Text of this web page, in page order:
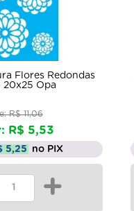
Flores Redondas
20x25 Opa
R$ 11,06
R$ 5,53
5,25 no PIX
+